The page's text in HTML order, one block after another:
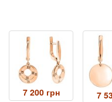
7 200 грн 7